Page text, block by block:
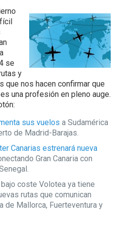
se
y
que nos hacen confirmar que
una profesión en pleno auge.
sus vuelos a Sudamérica
de Madrid-Barajas.
Canarias estrenará nueva
Gran Canaria con
coste Volotea ya tiene
rutas que comunican
de Mallorca, Fuerteventura y